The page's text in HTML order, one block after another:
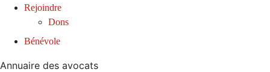
Rejoindre
Dons
Bénévole
Annuaire des avocats